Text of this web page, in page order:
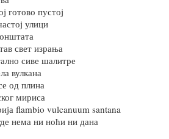
готово пустој
улици
свет израња
сиве шалитре
вулкана
од плина
мириса
flambio vulcanuum santana
нема ни ноћи ни дана